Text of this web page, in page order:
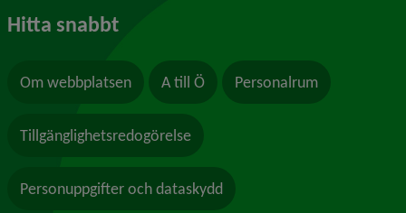
Hitta snabbt
Om webbplatsen A till Ö Personalrum
Tillgänglighetsredogörelse
Personuppgifter och dataskydd